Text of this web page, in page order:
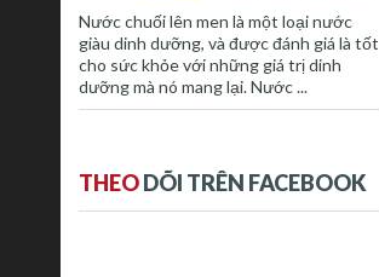
Nước chuối lên men là một loại nước
giàu dinh dưỡng, và được đánh giá là tốt
cho sức khỏe với những giá trị dinh
dưỡng mà nó mang lại. Nước ...
THEODÕI TRÊN FACEBOOK